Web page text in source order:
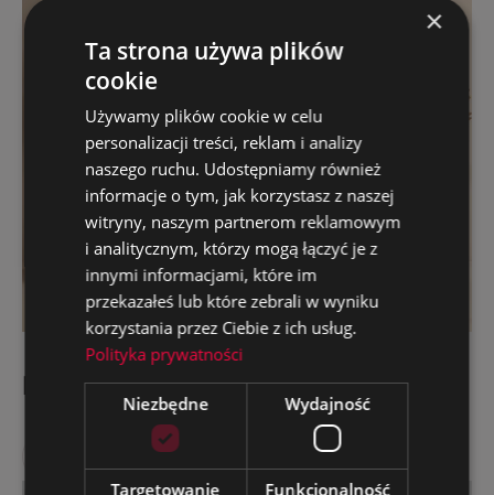
Intercosmetic
×
Ta strona używa plików
cookie
Używamy plików cookie w celu
personalizacji treści, reklam i analizy
naszego ruchu. Udostępniamy również
informacje o tym, jak korzystasz z naszej
witryny, naszym partnerom reklamowym
i analitycznym, którzy mogą łączyć je z
innymi informacjami, które im
przekazałeś lub które zebrali w wyniku
korzystania przez Ciebie z ich usług.
Polityka prywatności
Niezbędne Wydajność
Targetowanie Funkcjonalność